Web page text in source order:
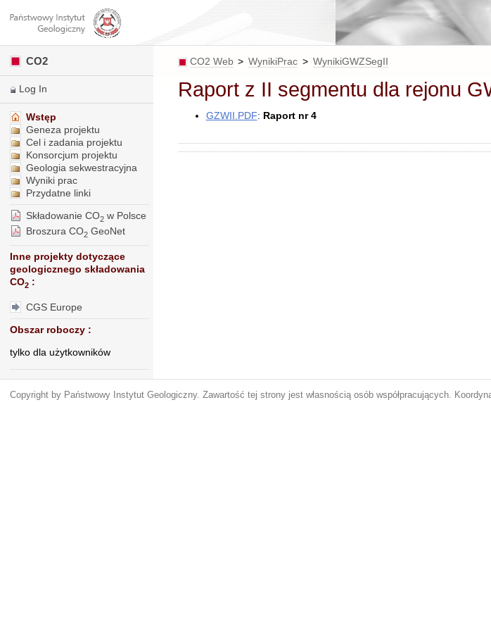
CO2 Web > WynikiPrac > WynikiGWZSegII
Raport z II segmentu dla rejonu
GZWII.PDF: Raport nr 4
CO2
Log In
Wstęp
Geneza projektu
Cel i zadania projektu
Konsorcjum projektu
Geologia sekwestracyjna
Wyniki prac
Przydatne linki
Składowanie CO2w Polsce
Broszura CO2GeoNet
Inne projekty dotyczące
geologicznego składowania
CO2 :
CGS Europe
Obszar roboczy :
tylko dla użytkowników
Copyright by Państwowy Instytut Geologiczny. Zawartość tej strony jest własnością osób współpracujących.